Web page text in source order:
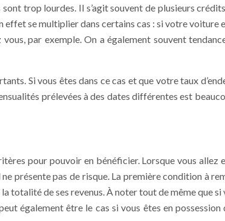
trop lourdes. Il s’agit souvent de plusieurs
se multiplier dans certains cas : si votre voiture
par exemple. On a également souvent
Si vous êtes dans ce cas et que votre taux
prélevées à des dates différentes est
pour pouvoir en bénéficier. Lorsque vous allez
présente pas de risque. La première condition à
totalité de ses revenus. À noter tout de même que si
également être le cas si vous êtes en